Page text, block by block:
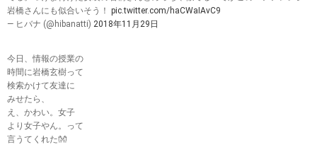
岩橋さんにも似合いそう！ pic.twitter.com/haCWaIAvC9
— ヒバナ (@hibanatti) 2018年11月29日
今日、情報の授業の
時間に岩橋玄樹って
検索かけて友達に
みせたら、
え、かわい。女子
より女子やん。って
言うてくれた👐